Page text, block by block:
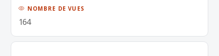
NOMBRE DE VUES
164